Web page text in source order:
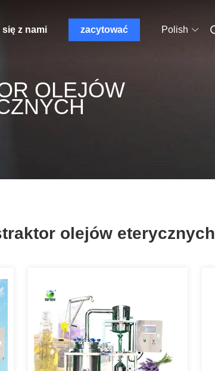
z nami zacytować Polish
OLEJÓW
olejów eterycznych